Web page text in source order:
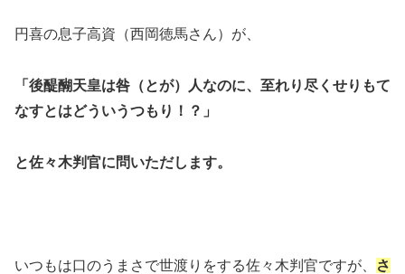
円喜の息子高資（西岡徳馬さん）が、
「後醍醐天皇は咎（とが）人なのに、至れり尽くせりもて
なすとはどういうつもり！？」
と佐々木判官に問いただします。
いつもは口のうまさで世渡りをする佐々木判官ですが、
さ